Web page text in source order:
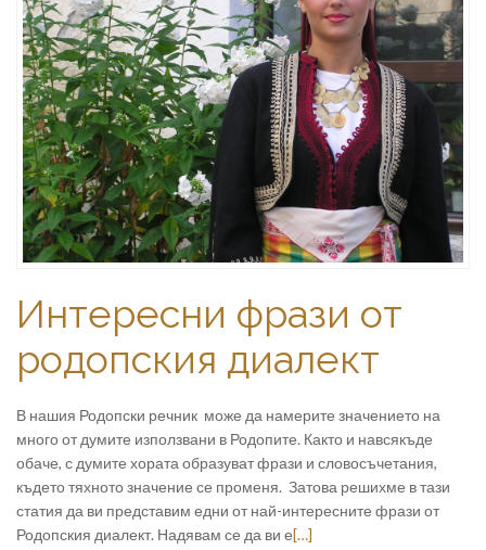
Интересни фрази от
родопския диалект
В нашия Родопски речник може да намерите значението на
много от думите използвани в Родопите. Както и навсякъде
обаче, с думите хората образуват фрази и словосъчетания,
където тяхното значение се променя. Затова решихме в тази
статия да ви представим едни от най-интересните фрази от
Родопския диалект. Надявам се да ви е[…]